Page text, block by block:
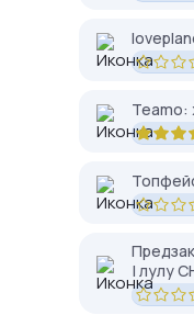
Teamo:
| лулу